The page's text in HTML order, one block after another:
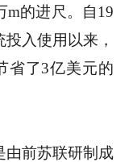
m的进尺。自19
入使用以来，
省了3亿美元的
由前苏联研制成